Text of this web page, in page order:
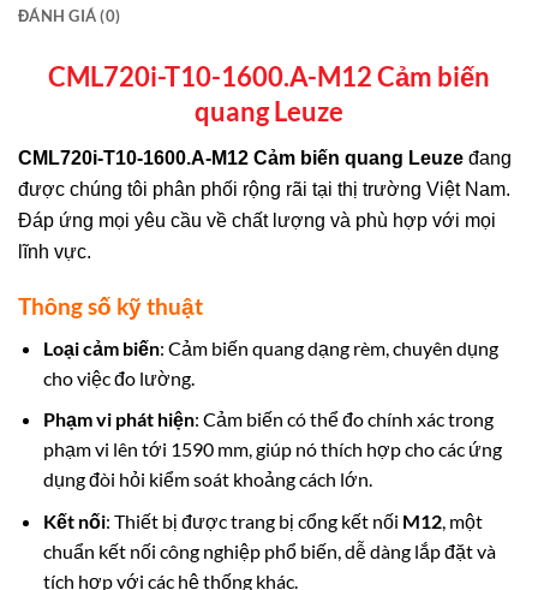
ĐÁNH GIÁ (0)
CML720i-T10-1600.A-M12 Cảm biến
quang Leuze
CML720i-T10-1600.A-M12 Cảm biến quang Leuze đang
được chúng tôi phân phối rộng rãi tại thị trường Việt Nam.
Đáp ứng mọi yêu cầu về chất lượng và phù hợp với mọi
lĩnh vực.
Thông số kỹ thuật
Loại cảm biến: Cảm biến quang dạng rèm, chuyên dụng
cho việc đo lường.
Phạm vi phát hiện: Cảm biến có thể đo chính xác trong
phạm vi lên tới 1590 mm, giúp nó thích hợp cho các ứng
dụng đòi hỏi kiểm soát khoảng cách lớn.
Kết nối: Thiết bị được trang bị cổng kết nối M12, một
chuẩn kết nối công nghiệp phổ biến, dễ dàng lắp đặt và
tích hợp với các hệ thống khác.